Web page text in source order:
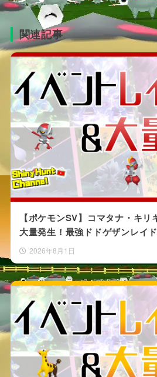
関連記事
【ポケモンSV】コマタナ・キ
大量発生！最強ドドゲザンレイ
2026年8月1日